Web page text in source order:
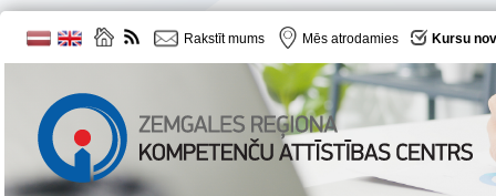
Rakstīt mums Mēs atrodamies Kursu